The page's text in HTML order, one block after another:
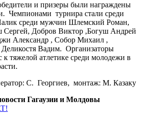
и призеры были награждены
Чемпионами турнира стали среди
среди мужчин Шлемский Роман,
Добров Виктор ,Богуш Андрей
Александр , Собор Михаил ,
Вадим. Организаторы
к тяжелой атлетике среди молодежи в
С. Георгиев, монтаж: М. Казаку
Гагаузии и Молдовы